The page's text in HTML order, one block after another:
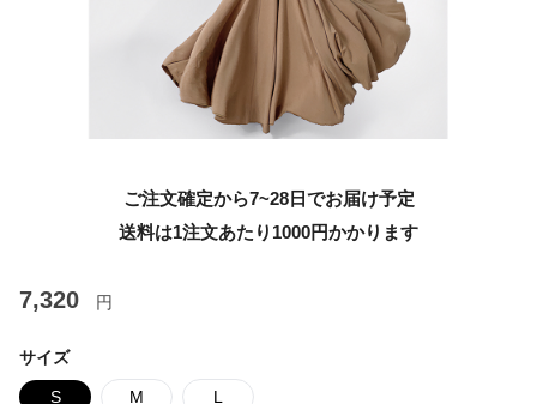
ご注文確定から7~28日でお届け予定
送料は1注文あたり 1000円かかります
7,320 円
サイズ
S M L